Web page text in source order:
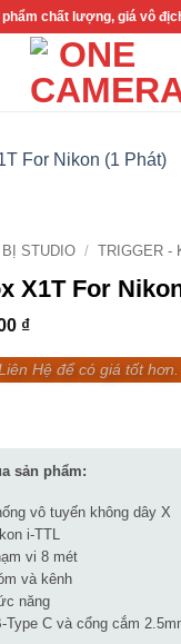
phẩm chất lượng, giá vô
STUDIO / TRIGGER -
X1T For
₫.
₫Giá
tại
là:
Hệ để có giá tốt hơn.
sản phẩm:
vô tuyến không dây X
i-TTL
vi 8 mét
và kênh
năng
Type C và cổng cắm